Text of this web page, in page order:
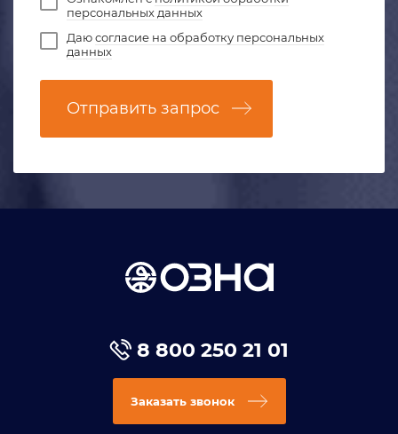
персональных данных
Даюсогласие на обработку персональных
данных
Отправить запрос
8 800 250 21 01
Заказать звонок